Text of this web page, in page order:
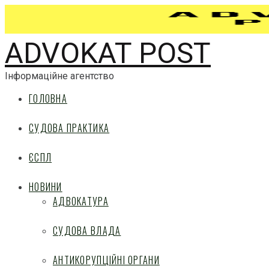
ADVOKAT POST
Інформаційне агентство
ГОЛОВНА
СУДОВА ПРАКТИКА
ЄСПЛ
НОВИНИ
АДВОКАТУРА
СУДОВА ВЛАДА
АНТИКОРУПЦІЙНІ ОРГАНИ